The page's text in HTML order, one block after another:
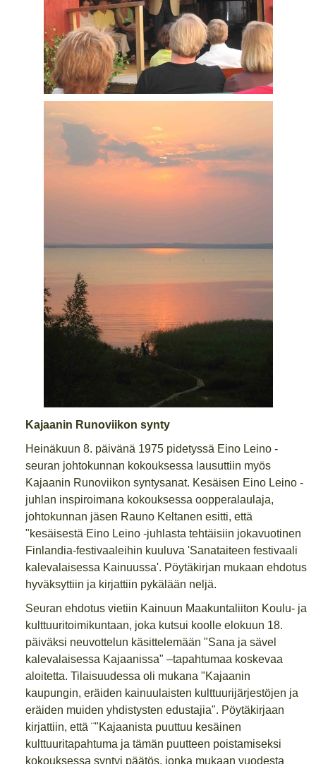
Kajaanin Runoviikon synty
Heinäkuun 8. päivänä 1975 pidetyssä Eino Leino -
seuran johtokunnan kokouksessa lausuttiin myös
Kajaanin Runoviikon syntysanat. Kesäisen Eino Leino -
juhlan inspiroimana kokouksessa oopperalaulaja,
johtokunnan jäsen Rauno Keltanen esitti, että
"kesäisestä Eino Leino -juhlasta tehtäisiin jokavuotinen
Finlandia-festivaaleihin kuuluva 'Sanataiteen festivaali
kalevalaisessa Kainuussa'. Pöytäkirjan mukaan ehdotus
hyväksyttiin ja kirjattiin pykälään neljä.
Seuran ehdotus vietiin Kainuun Maakuntaliiton Koulu- ja
kulttuuritoimikuntaan, joka kutsui koolle elokuun 18.
päiväksi neuvottelun käsittelemään "Sana ja sävel
kalevalaisessa Kajaanissa" –tapahtumaa koskevaa
aloitetta. Tilaisuudessa oli mukana "Kajaanin
kaupungin, eräiden kainuulaisten kulttuurijärjestöjen ja
eräiden muiden yhdistysten edustajia". Pöytäkirjaan
kirjattiin, että ¨"Kajaanista puuttuu kesäinen
kulttuuritapahtuma ja tämän puutteen poistamiseksi
kokouksessa syntyi päätös, jonka mukaan vuodesta